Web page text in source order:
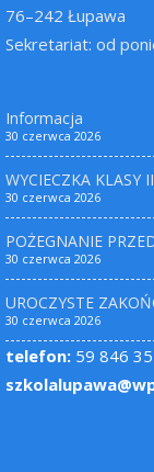
76–242 Łupawa
Sekretariat: od
Informacja
30 czerwca 2026
WYCIECZKA
30 czerwca 2026
POŻEGNANIE
30 czerwca 2026
UROCZYSTE
30 czerwca 2026
telefon: 59 846